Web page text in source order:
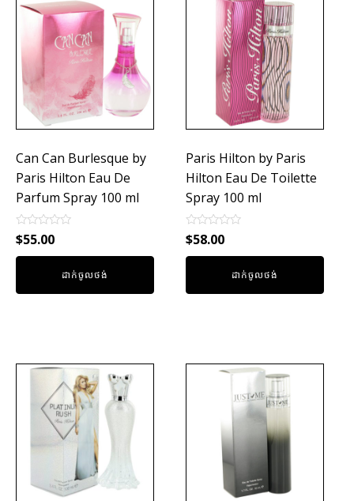
Can Can Burlesque by
Paris Hilton Eau De
Parfum Spray 100 ml
Rated
0
out
$55.00
ដាក់ចូលថង់
Paris Hilton by Paris
Hilton Eau De Toilette
Spray 100 ml
Rated
0
out
$58.00
ដាក់ចូលថង់